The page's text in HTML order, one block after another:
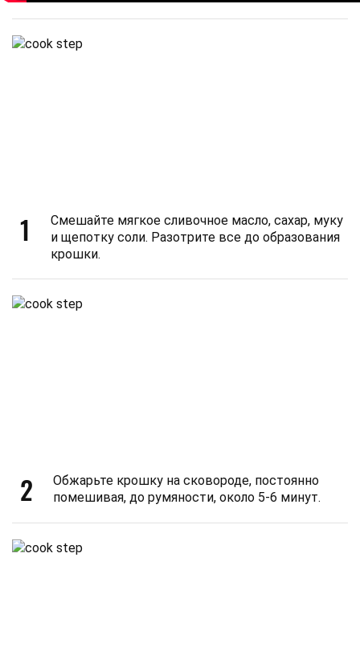
1
Смешайте мягкое сливочное масло, сахар, муку
и щепотку соли. Разотрите все до образования
крошки.
2
Обжарьте крошку на сковороде, постоянно
помешивая, до румяности, около 5-6 минут.